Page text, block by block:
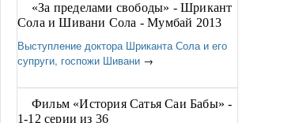
«За пределами свободы» - Шрикант
Сола и Шивани Сола - Мумбай 2013
Выступление доктора Шриканта Сола и его
супруги, госпожи Шивани →
Фильм «История Сатья Саи Бабы» -
1-12 серии из 36